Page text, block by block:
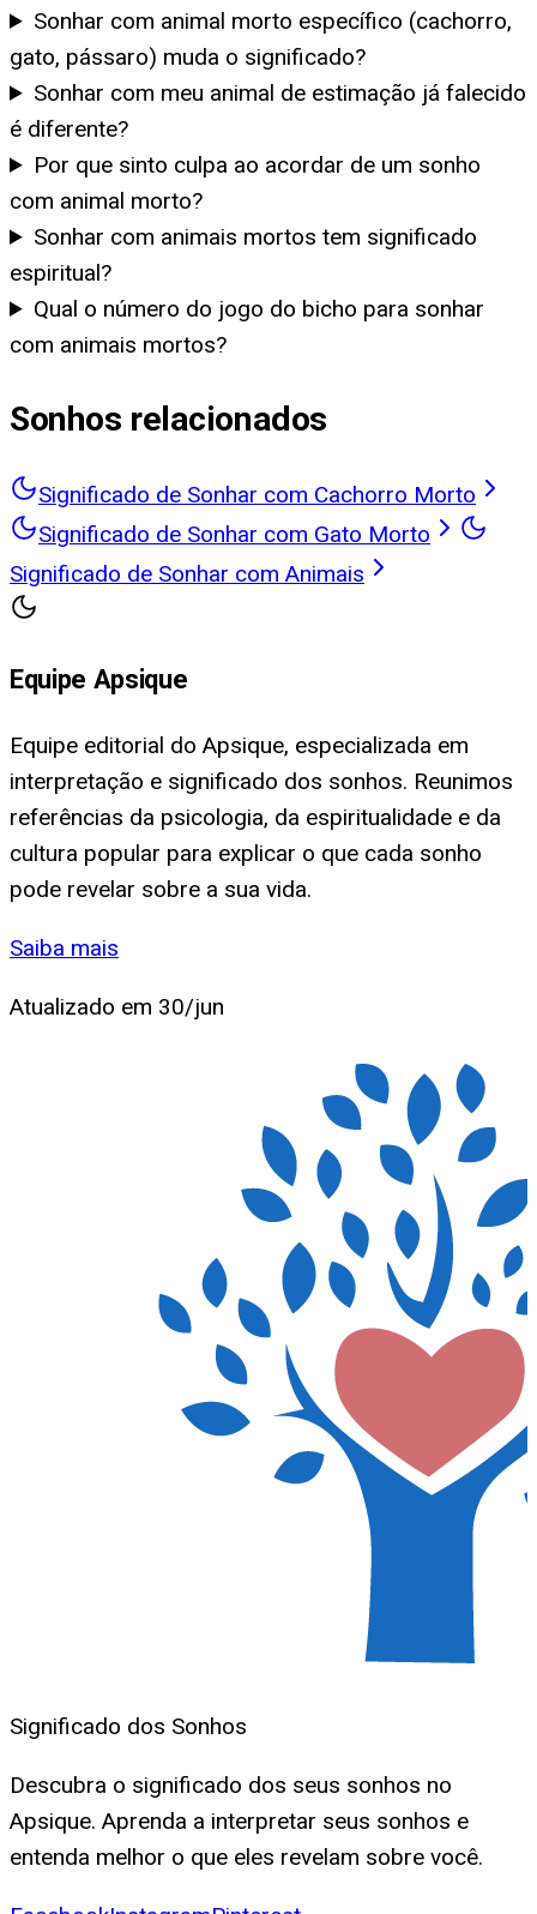
Sonhar com animal morto específico (cachorro,
gato, pássaro) muda o significado?
Sonhar com meu animal de estimação já falecido
é diferente?
Por que sinto culpa ao acordar de um sonho
com animal morto?
Sonhar com animais mortos tem significado
espiritual?
Qual o número do jogo do bicho para sonhar
com animais mortos?
Sonhos relacionados
Significado de Sonhar com Cachorro Morto
Significado de Sonhar com Gato Morto
Significado de Sonhar com Animais
Equipe Apsique
Equipe editorial do Apsique, especializada em
interpretação e significado dos sonhos. Reunimos
referências da psicologia, da espiritualidade e da
cultura popular para explicar o que cada sonho
pode revelar sobre a sua vida.
Saiba mais
Atualizado em 30/jun
Significado dos Sonhos
Descubra o significado dos seus sonhos no
Apsique. Aprenda a interpretar seus sonhos e
entenda melhor o que eles revelam sobre você.